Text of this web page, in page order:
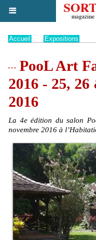
Accueil Expositions
PooL Art
2016 - 25,
2016
La 4e édition du salon
novembre 2016 à